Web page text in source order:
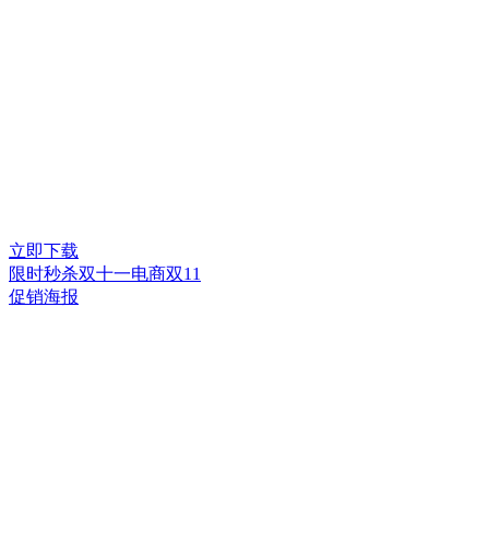
立即下载
限时秒杀双十一电商双11
促销海报